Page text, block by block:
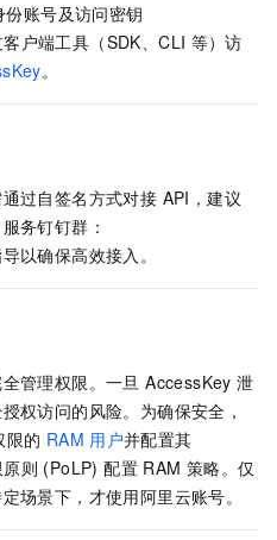
账号及访问密钥
户端工具（SDK、CLI 等）访
。
过自签名方式对接 API，建议
务钉钉群：
以确保高效接入。
管理权限。一旦 AccessKey 泄
权访问的风险。为确保安全，
限的 RAM 用户并配置其
则 (PoLP) 配置 RAM 策略。仅
场景下，才使用阿里云账号。